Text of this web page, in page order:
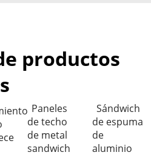
productos
Paneles
de techo
de metal
sandwich
Sándwich
de espuma
de
aluminio